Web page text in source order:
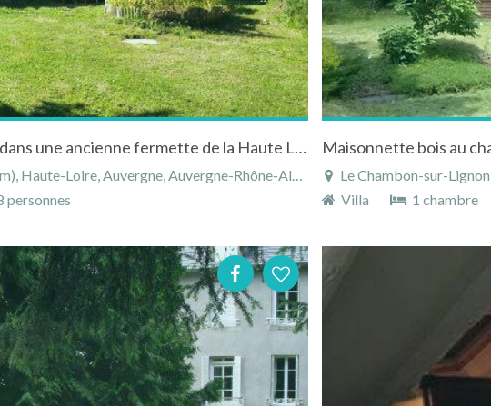
2 gites de charme amenages dans une ancienne fermette de la Haute Loire
Loire, Auvergne, Auvergne-Rhône-Alpes, France
personnes
Maisonnette bois au
Le Chambon-sur-Lignon
Villa
1 chambre